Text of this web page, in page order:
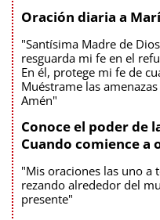
Oración diaria a
"Santísima Madre de
resguarda mi fe en el
En él, protege mi fe de
Muéstrame las
Amén"
Conoce el poder de
Cuando comience a
"Mis oraciones las uno a
rezando alrededor del
presente"